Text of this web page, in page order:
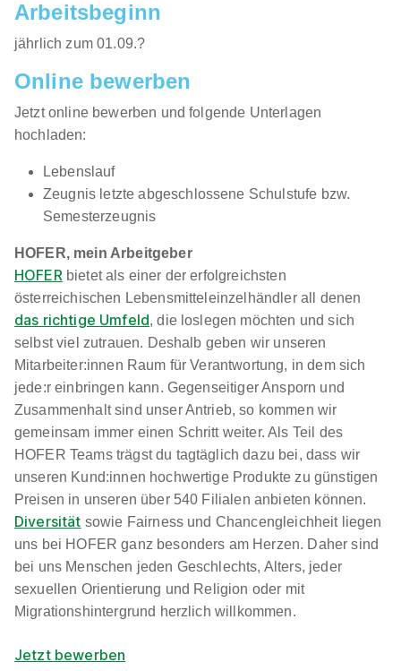
Arbeitsbeginn
jährlich zum 01.09.?
Online bewerben
Jetzt online bewerben und folgende Unterlagen
hochladen:
Lebenslauf
Zeugnis letzte abgeschlossene Schulstufe bzw.
Semesterzeugnis
HOFER, mein Arbeitgeber
HOFER bietet als einer der erfolgreichsten
österreichischen Lebensmitteleinzelhändler all denen
das richtige Umfeld, die loslegen möchten und sich
selbst viel zutrauen. Deshalb geben wir unseren
Mitarbeiter:innen Raum für Verantwortung, in dem sich
jede:r einbringen kann. Gegenseitiger Ansporn und
Zusammenhalt sind unser Antrieb, so kommen wir
gemeinsam immer einen Schritt weiter. Als Teil des
HOFER Teams trägst du tagtäglich dazu bei, dass wir
unseren Kund:innen hochwertige Produkte zu günstigen
Preisen in unseren über 540 Filialen anbieten können.
Diversität sowie Fairness und Chancengleichheit liegen
uns bei HOFER ganz besonders am Herzen. Daher sind
bei uns Menschen jeden Geschlechts, Alters, jeder
sexuellen Orientierung und Religion oder mit
Migrationshintergrund herzlich willkommen.
Jetzt bewerben